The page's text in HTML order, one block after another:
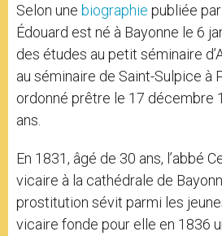
Selon une biographie publiée
Édouard est né à Bayonne le 6
des études au petit séminaire
au séminaire de Saint-Sulpice à
ordonné prêtre le 17 décembre
ans.
En 1831, âgé de 30 ans, l’abbé
vicaire à la cathédrale de
prostitution sévit parmi les
vicaire fonde pour elle en 1836